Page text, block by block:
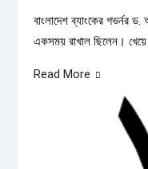
বাংলাদেশ ব্যাংকের গভর্নর
একসময় রাখাল ছিলেন। খেয়ে
Read More